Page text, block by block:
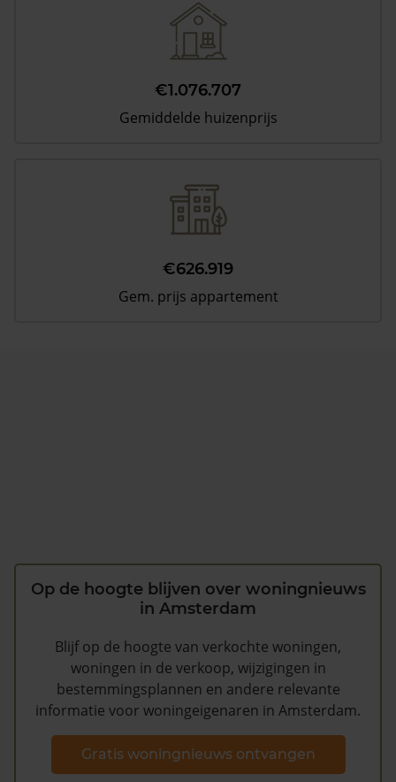
€1.076.707
Gemiddelde huizenprijs
€626.919
Gem. prijs appartement
Op de hoogte blijven over woningnieuws
in Amsterdam
Blijf op de hoogte van verkochte woningen,
woningen in de verkoop, wijzigingen in
bestemmingsplannen en andere relevante
informatie voor woningeigenaren in Amsterdam.
Gratis woningnieuws ontvangen